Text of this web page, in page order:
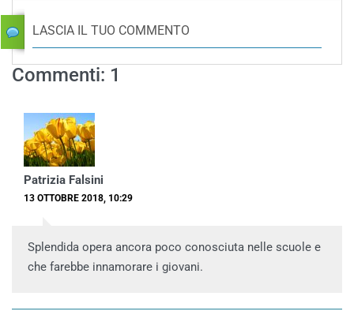
LASCIA IL TUO COMMENTO
Commenti: 1
Patrizia Falsini
13 OTTOBRE 2018, 10:29
Splendida opera ancora poco conosciuta nelle scuole e
che farebbe innamorare i giovani.